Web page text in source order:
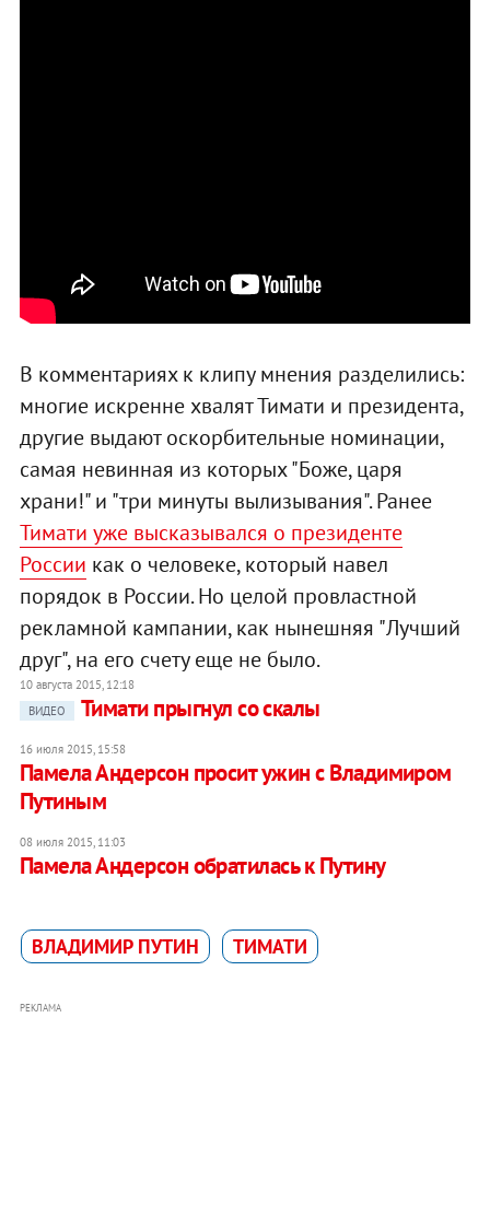
В комментариях к клипу мнения разделились:
многие искренне хвалят Тимати и президента,
другие выдают оскорбительные номинации,
самая невинная из которых "Боже, царя
храни!" и "три минуты вылизывания". Ранее
Тимати уже высказывался о президенте
России как о человеке, который навел
порядок в России. Но целой провластной
рекламной кампании, как нынешняя "Лучший
друг", на его счету еще не было.
10 августа 2015, 12:18
ВИДЕО
Тимати прыгнул со скалы
16 июля 2015, 15:58
Памела Андерсон просит ужин с Владимиром
Путиным
08 июля 2015, 11:03
Памела Андерсон обратилась к Путину
ВЛАДИМИР ПУТИН ТИМАТИ
РЕКЛАМА